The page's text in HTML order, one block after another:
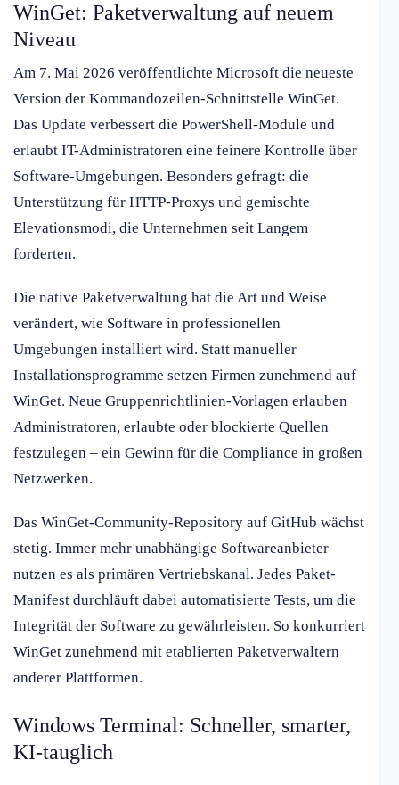
WinGet: Paketverwaltung auf neuem
Niveau
Am 7. Mai 2026 veröffentlichte Microsoft die neueste
Version der Kommandozeilen-Schnittstelle WinGet.
Das Update verbessert die PowerShell-Module und
erlaubt IT-Administratoren eine feinere Kontrolle über
Software-Umgebungen. Besonders gefragt: die
Unterstützung für HTTP-Proxys und gemischte
Elevationsmodi, die Unternehmen seit Langem
forderten.
Die native Paketverwaltung hat die Art und Weise
verändert, wie Software in professionellen
Umgebungen installiert wird. Statt manueller
Installationsprogramme setzen Firmen zunehmend auf
WinGet. Neue Gruppenrichtlinien-Vorlagen erlauben
Administratoren, erlaubte oder blockierte Quellen
festzulegen – ein Gewinn für die Compliance in großen
Netzwerken.
Das WinGet-Community-Repository auf GitHub wächst
stetig. Immer mehr unabhängige Softwareanbieter
nutzen es als primären Vertriebskanal. Jedes Paket-
Manifest durchläuft dabei automatisierte Tests, um die
Integrität der Software zu gewährleisten. So konkurriert
WinGet zunehmend mit etablierten Paketverwaltern
anderer Plattformen.
Windows Terminal: Schneller, smarter,
KI-tauglich